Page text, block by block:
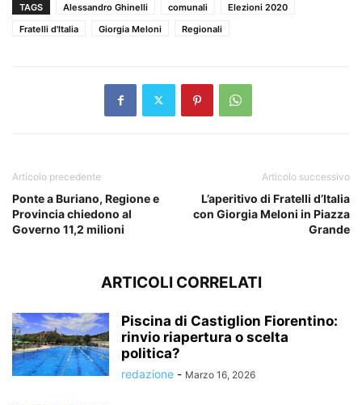
TAGS Alessandro Ghinelli comunali
Elezioni 2020
Fratelli d'Italia
Giorgia Meloni Regionali
Articolo precedente
Ponte a Buriano, Regione e
Provincia chiedono al
Governo 11,2 milioni
Articolo successivo
L’aperitivo di Fratelli d’Italia
con Giorgia Meloni in Piazza
Grande
ARTICOLI CORRELATI
Piscina di Castiglion Fiorentino:
rinvio riapertura o scelta
politica?
redazione - Marzo 16, 2026